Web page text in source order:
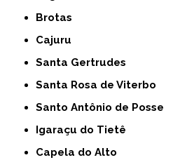
Brotas
Cajuru
Santa Gertrudes
Santa Rosa de Viterbo
Santo Antônio de Posse
Igaraçu do Tietê
Capela do Alto